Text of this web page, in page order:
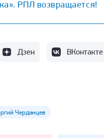
РПЛ возвращается!
Дзен ВКонтакте
Черданцев